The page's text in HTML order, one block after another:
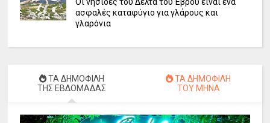
ασφαλές καταφύγιο για γλάρους και
γλαρόνια
ΤΑ ΔΗΜΟΦΙΛΗ
ΤΗΣ ΕΒΔΟΜΑΔΑΣ
ΤΑ ΔΗΜΟΦΙΛΗ
ΤΟΥ ΜΗΝΑ